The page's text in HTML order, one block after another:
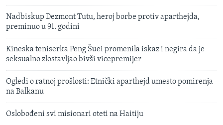
Nadbiskup Dezmont Tutu, heroj borbe protiv aparthejda,
preminuo u 91. godini
Kineska teniserka Peng Šuei promenila iskaz i negira da je
seksualno zlostavljao bivši vicepremijer
Ogledi o ratnoj prošlosti: Etnički aparthejd umesto pomirenja
na Balkanu
Oslobođeni svi misionari oteti na Haitiju